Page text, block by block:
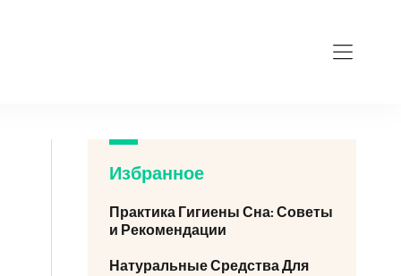
Избранное
Практика Гигиены Сна: Советы
и Рекомендации
Натуральные Средства Для